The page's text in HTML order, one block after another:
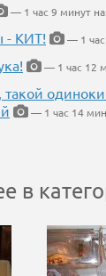
— 1 час 9 минут
- КИТ!
— 1
— 1 час 12
такой
— 1 час 14
в